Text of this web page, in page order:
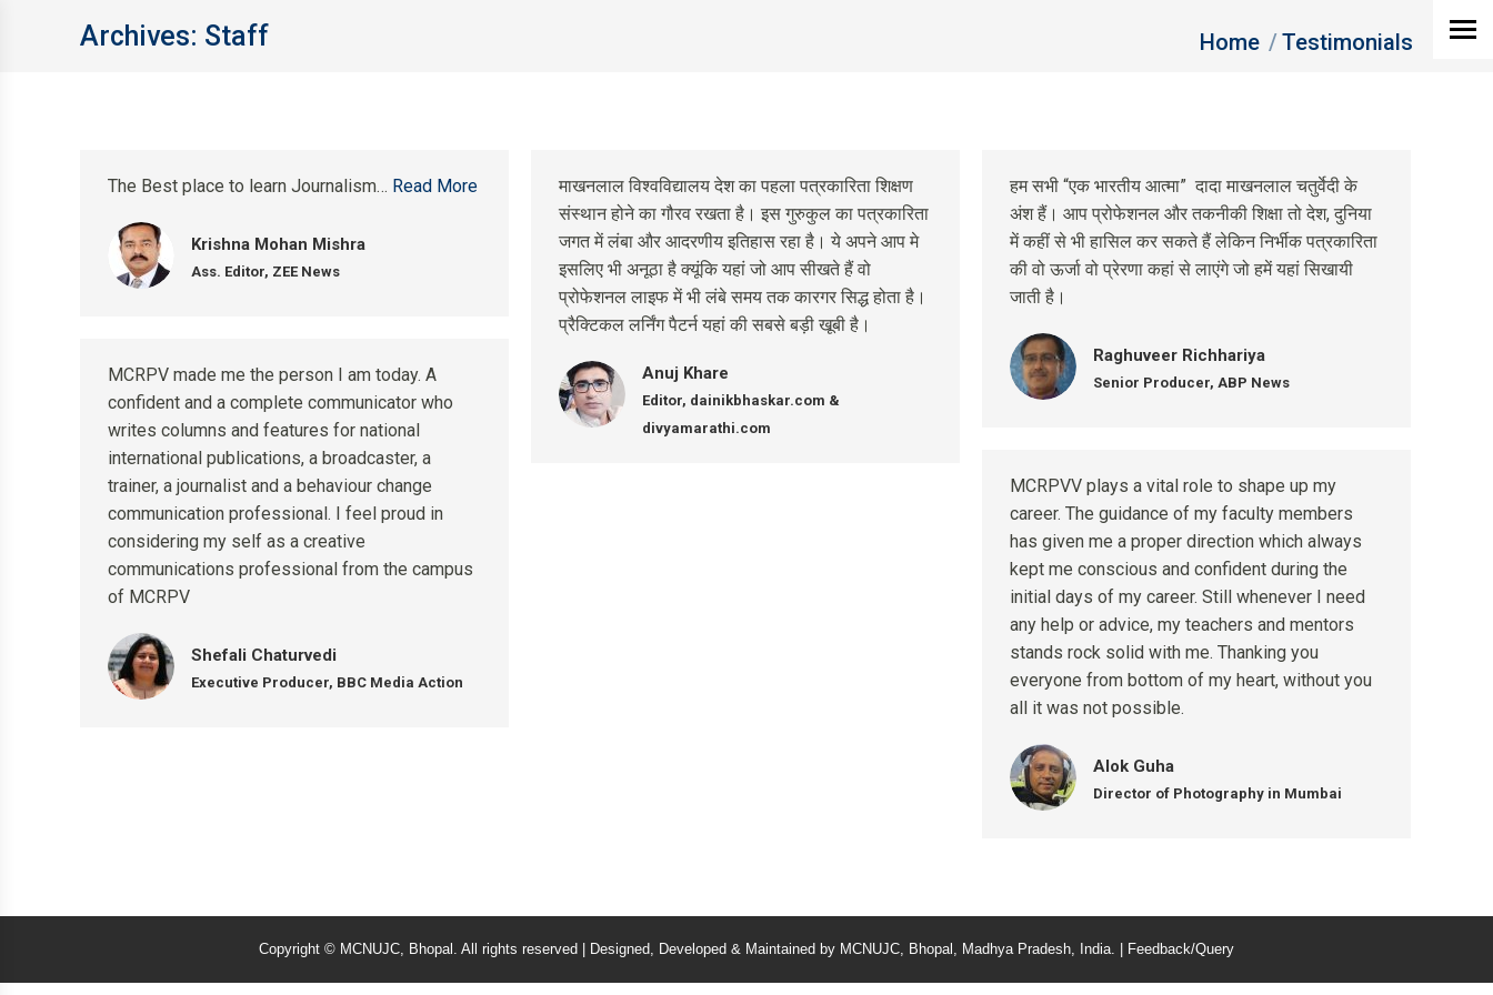
Archives: Staff You are here:
Home Testimonials
The Best place to learn Journalism… Read More
Krishna Mohan Mishra
Ass. Editor, ZEE News
माखनलाल विश्वविद्यालय देश का पहला पत्रकारिता शिक्षण
संस्थान होने का गौरव रखता है। इस गुरुकुल का पत्रकारिता
जगत में लंबा और आदरणीय इतिहास रहा है। ये अपने आप मे
इसलिए भी अनूठा है क्यूंकि यहां जो आप सीखते हैं वो
प्रोफेशनल लाइफ में भी लंबे समय तक कारगर सिद्ध होता है।
प्रैक्टिकल लर्निंग पैटर्न यहां की सबसे बड़ी खूबी है।
Anuj Khare
Editor, dainikbhaskar.com &
divyamarathi.com
हम सभी “एक भारतीय आत्मा” दादा माखनलाल चतुर्वेदी के
अंश हैं। आप प्रोफेशनल और तकनीकी शिक्षा तो देश, दुनिया
में कहीं से भी हासिल कर सकते हैं लेकिन निर्भीक पत्रकारिता
की वो ऊर्जा वो प्रेरणा कहां से लाएंगे जो हमें यहां सिखायी
जाती है।
Raghuveer Richhariya
Senior Producer, ABP News
MCRPV made me the person I am today. A
confident and a complete communicator who
writes columns and features for national
international publications, a broadcaster, a
trainer, a journalist and a behaviour change
communication professional. I feel proud in
considering my self as a creative
communications professional from the campus
of MCRPV
Shefali Chaturvedi
Executive Producer, BBC Media Action
MCRPVV plays a vital role to shape up my
career. The guidance of my faculty members
has given me a proper direction which always
kept me conscious and confident during the
initial days of my career. Still whenever I need
any help or advice, my teachers and mentors
stands rock solid with me. Thanking you
everyone from bottom of my heart, without you
all it was not possible.
Alok Guha
Director of Photography in Mumbai
Copyright © MCNUJC, Bhopal. All rights reserved | Designed, Developed & Maintained by MCNUJC, Bhopal, Madhya Pradesh, India. | Feedback/Query